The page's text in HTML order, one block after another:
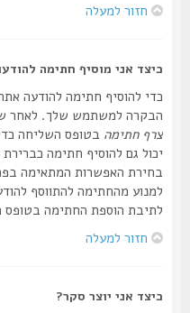
חזור למעלה
כיצד אני מוסיף חתימה להודעות
כדי להוסיף חתימה להודעה אתה
הבקרה למשתמש שלך. לאחר
צרף חתימהבטופס השליחה כדי
יכול גם להוסיף חתימה כברירת
בחירת האפשרות המתאימה
למנוע מהחתימה להתווסף להודעות
לתיבת הוספת החתימה בטופס
חזור למעלה
כיצד אני יוצר סקר?